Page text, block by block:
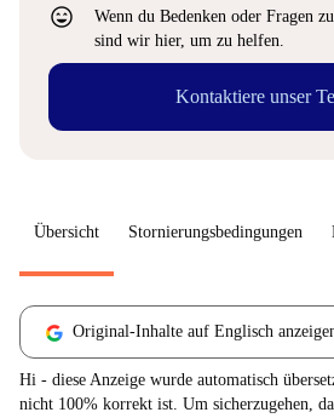
sentiment_very_satisfied
Wenn du Bedenken oder Fragen
sind wir hier, um zu helfen.
Kontaktiere unser
Übersicht Stornierungsbedingungen
Original-Inhalte auf Englisch
Hi - diese Anzeige wurde automatisch
nicht 100% korrekt ist. Um sicherzugehen,